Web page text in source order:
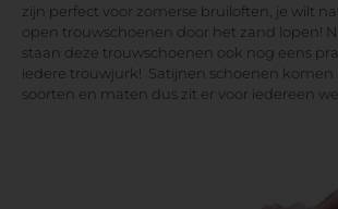
zijn perfect voor zomerse bruiloften, je wilt
open trouwschoenen door het zand lopen!
staan deze trouwschoenen ook nog eens
iedere trouwjurk! Satijnen schoenen komen
soorten en maten dus zit er voor iedereen